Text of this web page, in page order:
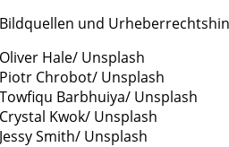
Bildquellen und
Oliver Hale/ Unsplash
Piotr Chrobot/ Unsplash
Towfiqu Barbhuiya/ Unsplash
Crystal Kwok/ Unsplash
Jessy Smith/ Unsplash